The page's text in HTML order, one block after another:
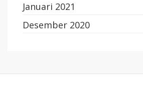
Januari 2021
Desember 2020